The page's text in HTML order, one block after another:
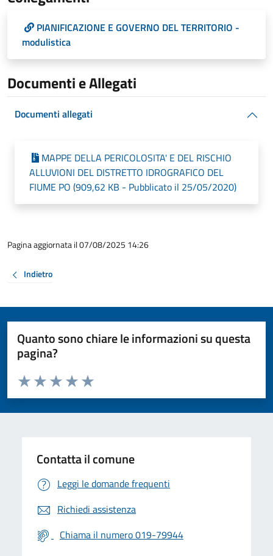
PIANIFICAZIONE E GOVERNO DEL TERRITORIO -
modulistica
Documenti e Allegati
Documenti allegati
MAPPE DELLA PERICOLOSITA' E DEL RISCHIO
ALLUVIONI DEL DISTRETTO IDROGRAFICO DEL
FIUME PO (909,62 KB - Pubblicato il 25/05/2020)
Pagina aggiornata il 07/08/2025 14:26
Indietro
Quanto sono chiare le informazioni su questa
pagina?
Valuta da 1 a 5 stelle la pagina
Valuta 5 stelle su 5
Valuta 4 stelle su 5
Valuta 3 stelle su 5
Valuta 2 stelle su 5
Valuta 1 stelle su 5
Contatta il comune
Leggi le domande frequenti
Richiedi assistenza
Chiama il numero 019-79944